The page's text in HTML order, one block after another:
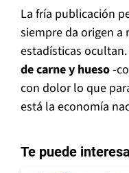
La fría publicación
siempre da origen a
estadísticas
de carne y hueso-
con dolor lo que
está la economía
Te puede